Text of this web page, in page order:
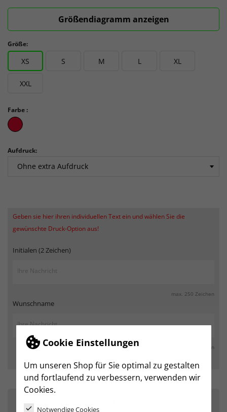
Cookie Einstellungen
Um unseren Shop für Sie optimal zu gestalten
und fortlaufend zu verbessern, verwenden wir
Cookies.
Notwendige Cookies
Größendiagramm anzeigen
Größe:
XS S M L XL
XXL
Farbe :
Bright
Red3
Aufdruck:
Geben sie hier ihren individuellen Text ein und wählen Sie die
gewünschte Druck-Option aus!
Initialen (2 Zeichen)
max. 250 Zeichen
Wunschname
max. 250 Zeichen